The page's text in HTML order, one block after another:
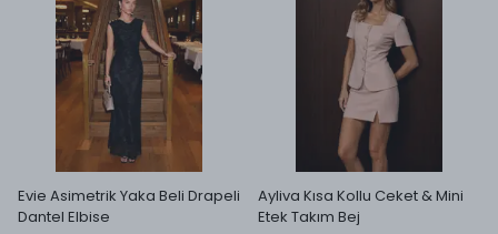
Evie Asimetrik Yaka Beli Drapeli
Dantel Elbise
Ayliva Kısa Kollu Ceket & Mini
Etek Takım Bej